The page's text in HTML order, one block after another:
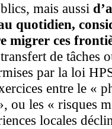
mais aussi
quotidien,
migrer ces
de tâches
par la loi
entre le «
ou les « risques
locales